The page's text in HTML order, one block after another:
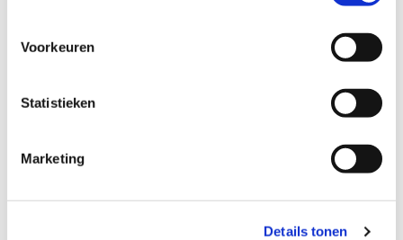
Voorkeuren
Statistieken
Marketing
Details tonen